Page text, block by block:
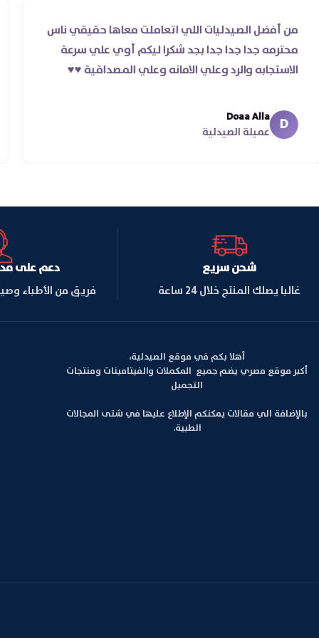
من أفضل الصيدليات اللي اتعاملت معاها حقيقي ناس
محترمه جدا جدا جدا بجد شكرا ليكم أوي علي سرعة
الاستجابه والرد وعلي الامانه وعلي المصداقية ♥️♥️‏
D
عميلة الصيدلية
شحن سريع
غالبا يصلك المنتج خلال 24 ساعة
دعم على مدار
فريق من الأطباء
أهلا بكم في موقع الصيدلية،
أكبر موقع مصري يضم جميع المكملات والفيتامينات ومنتجات
التجميل
بالإضافة الي مقالات يمكنكم الإطلاع عليها في شتى المجالات
الطبية.